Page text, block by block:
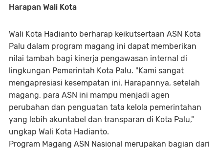
Harapan Wali Kota
Wali Kota Hadianto berharap keikutsertaan ASN Kota
Palu dalam program magang ini dapat memberikan
nilai tambah bagi kinerja pengawasan internal di
lingkungan Pemerintah Kota Palu. "Kami sangat
mengapresiasi kesempatan ini. Harapannya, setelah
magang, para ASN ini mampu menjadi agen
perubahan dan penguatan tata kelola pemerintahan
yang lebih akuntabel dan transparan di Kota Palu,"
ungkap Wali Kota Hadianto.
Program Magang ASN Nasional merupakan bagian dari